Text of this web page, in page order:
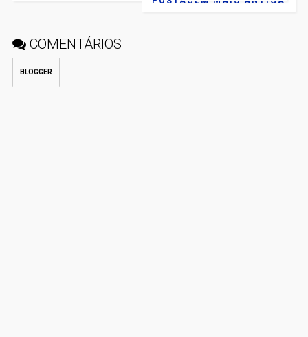
COMENTÁRIOS
BLOGGER